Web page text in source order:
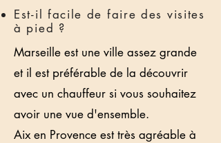
Est-il facile de faire des visites
à pied ?
Marseille est une ville assez grande
et il est préférable de la découvrir
avec un chauffeur si vous souhaitez
avoir une vue d'ensemble.
Aix en Provence est très agréable à